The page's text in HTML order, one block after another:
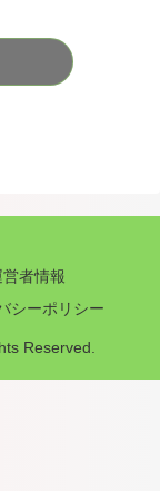
営者情報
シーポリシー
Reserved.